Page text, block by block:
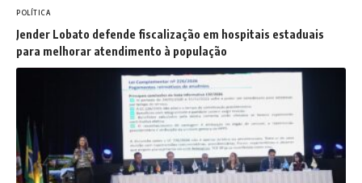
POLÍTICA
Jender Lobato defende fiscalização em hospitais estaduais
para melhorar atendimento à população